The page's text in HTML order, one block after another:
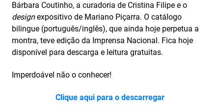
Bárbara Coutinho, a curadoria de Cristina Filipe e o
designexpositivo de Mariano Piçarra. O catálogo
bilingue (português/inglês), que ainda hoje perpetua a
montra, teve edição da Imprensa Nacional. Fica hoje
disponível para descarga e leitura gratuitas.
Imperdoável não o conhecer!
Clique aqui para o descarregar